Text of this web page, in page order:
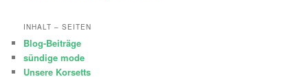
INHALT – SEITEN
Blog-Beiträge
sündige mode
Unsere Korsetts